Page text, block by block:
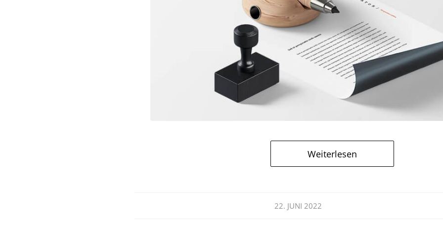
Weiterlesen
22. JUNI 2022